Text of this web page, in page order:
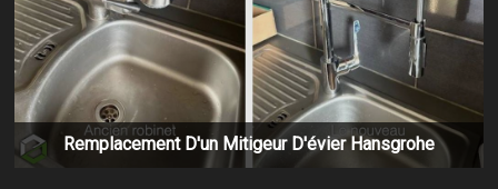
Remplacement D'un Mitigeur D'évier Hansgrohe